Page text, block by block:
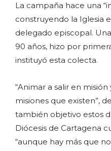
La campaña hace una
construyendo la Iglesia
delegado episcopal.
90 años, hizo por
instituyó esta colecta.
“Animar a salir en
misiones que existen”,
también objetivo estos
Diócesis de Cartagena
“aunque hay más que